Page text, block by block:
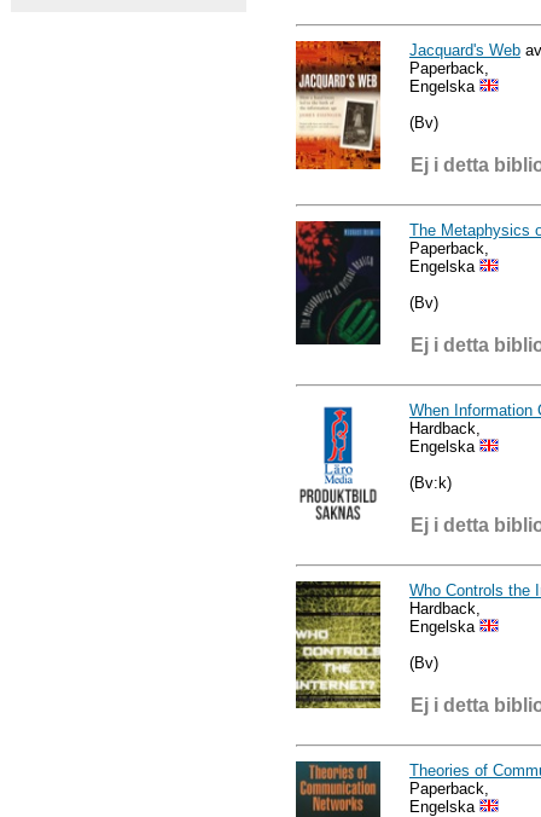
Jacquard's Web
Paperback,
Engelska
(Bv)
Ej i detta
The Metaphysics
Paperback,
Engelska
(Bv)
Ej i detta
When Information
Hardback,
Engelska
(Bv:k)
Ej i detta
Who Controls the
Hardback,
Engelska
(Bv)
Ej i detta
Theories of
Paperback,
Engelska